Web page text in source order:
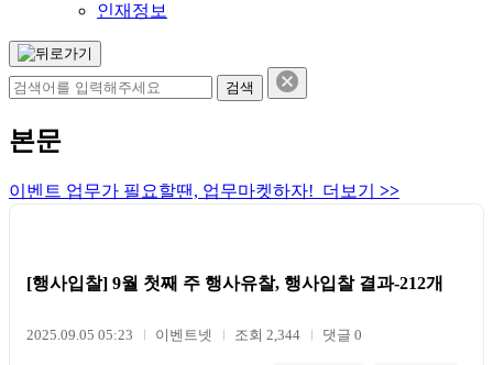
인재정보
본문
이벤트 업무가 필요할땐, 업무마켓하자! 더보기 >>
[행사입찰] 9월 첫째 주 행사유찰, 행사입찰 결과-212개
2025.09.05 05:23 이벤트넷 조회 2,344 댓글 0